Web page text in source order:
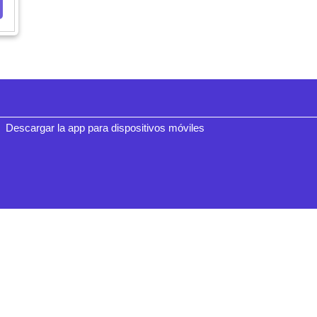
Descargar la app para dispositivos móviles